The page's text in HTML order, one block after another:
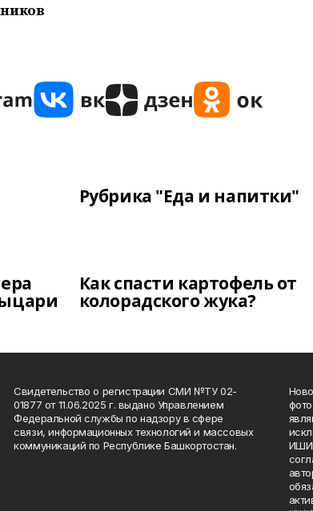
Рубрика "Еда и напитки"
Как спасти картофель от
колорадского жука?
Свидетельство о регистрации СМИ №ТУ 02-
01877 от 11.06.2025 г. выдано Управлением
Федеральной службы по надзору в сфере
связи, информационных технологий и массовых
коммуникаций по Республике Башкортостан.